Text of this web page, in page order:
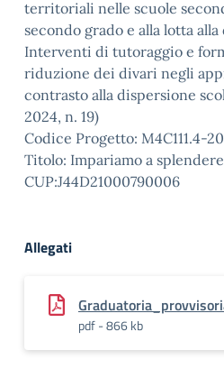
territoriali nelle scuole
secondo grado e alla lotta
Interventi di tutoraggio e
riduzione dei divari negli
contrasto alla dispersione
2024, n. 19)
Codice Progetto: M4C111.4-
Titolo: Impariamo a splendere
CUP:J44D21000790006
Allegati
pdf - 866 kb